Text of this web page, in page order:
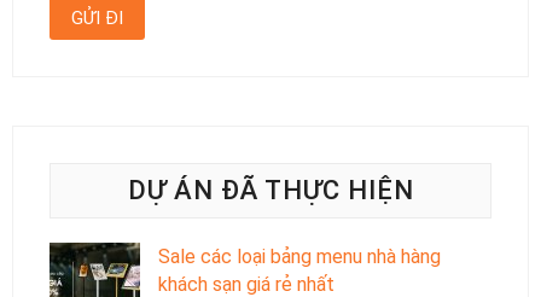
DỰ ÁN ĐÃ THỰC HIỆN
Sale các loại bảng menu nhà hàng
khách sạn giá rẻ nhất